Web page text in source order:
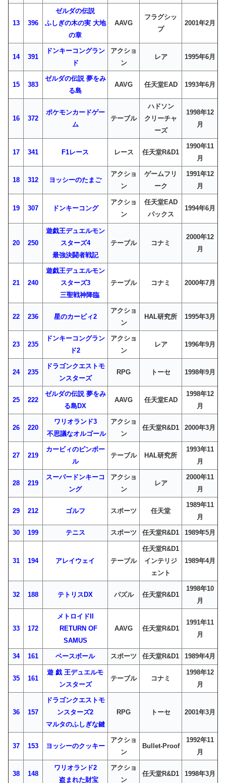
13 396
ゼルダの伝説
ふしぎの木の実 大地
の章
AAVG
フラグシッ
プ
2001年2月
14 391
ドンキーコングラン
ド
アクショ
ン
レア 1995年6月
15 383
ゼルダの伝説 夢をみ
る島
AAVG 任天堂EAD 1993年6月
16 372
ポケモンカードゲー
ム
テーブル
ハドソン
クリーチャ
ーズ
1998年12
月
17 341 F1レース レース 任天堂R&D1
1990年11
月
18 312 ヨッシーのたまご
アクショ
ン
ゲームフリ
ーク
1991年12
月
19 307 ドンキーコング
アクショ
ン
任天堂EAD
パックス
1994年6月
20 250
遊戯王デュエルモン
スターズ4
最強決闘者戦記
テーブル コナミ
2000年12
月
21 240
遊戯王デュエルモン
スターズ3
三聖戦神降臨
テーブル コナミ 2000年7月
22 236 星のカービィ2
アクショ
ン
HAL研究所 1995年3月
23 235
ドンキーコングラン
ド2
アクショ
ン
レア 1996年9月
24 235
ドラゴンクエストモ
ンスターズ
RPG トーセ 1998年9月
25 222
ゼルダの伝説 夢をみ
る島DX
AAVG 任天堂EAD
1998年12
月
26 220
ワリオランド3
不思議なオルゴール
アクショ
ン
任天堂R&D1 2000年3月
27 219
カービィのピンボー
ル
テーブル HAL研究所
1993年11
月
28 219
スーパードンキーコ
ング
アクショ
ン
レア
2000年11
月
29 212 ゴルフ スポーツ 任天堂
1989年11
月
30 199 テニス スポーツ 任天堂R&D1 1989年5月
31 194 アレイウェイ テーブル
任天堂R&D1
インテリジ
ェント
1989年4月
32 188 テトリスDX パズル 任天堂R&D1
1998年10
月
33 172
メトロイドII
RETURN OF
SAMUS
AAVG 任天堂R&D1
1991年11
月
34 161 ベースボール スポーツ 任天堂R&D1 1989年4月
35 161
遊 戯 王デュエルモ
ンスターズ
テーブル コナミ
1998年12
月
36 157
ドラゴンクエストモ
ンスターズ2
マルタのふしぎな鍵
RPG トーセ 2001年3月
37 153 ヨッシーのクッキー
アクショ
ン
Bullet-Proof
1992年11
月
38 148
ワリオランド2
盗まれた財宝
アクショ
ン
任天堂R&D1 1998年3月